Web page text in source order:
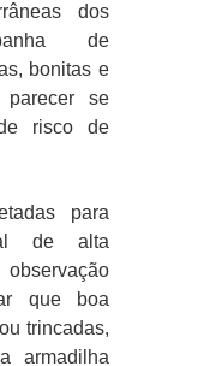
dos
de
bonitas e
parecer se
risco de
para
de alta
que boa
trincadas,
armadilha